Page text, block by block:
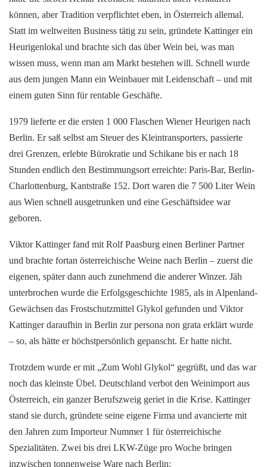
können, aber Tradition verpflichtet eben, in Österreich allemal.
Statt im weltweiten Business tätig zu sein, gründete Kattinger ein
Heurigenlokal und brachte sich das über Wein bei, was man
wissen muss, wenn man am Markt bestehen will. Schnell wurde
aus dem jungen Mann ein Weinbauer mit Leidenschaft – und mit
einem guten Sinn für rentable Geschäfte.
1979 lieferte er die ersten 1 000 Flaschen Wiener Heurigen nach
Berlin. Er saß selbst am Steuer des Kleintransporters, passierte
drei Grenzen, erlebte Bürokratie und Schikane bis er nach 18
Stunden endlich den Bestimmungsort erreichte: Paris-Bar, Berlin-
Charlottenburg, Kantstraße 152. Dort waren die 7 500 Liter Wein
aus Wien schnell ausgetrunken und eine Geschäftsidee war
geboren.
Viktor Kattinger fand mit Rolf Paasburg einen Berliner Partner
und brachte fortan österreichische Weine nach Berlin – zuerst die
eigenen, später dann auch zunehmend die anderer Winzer. Jäh
unterbrochen wurde die Erfolgsgeschichte 1985, als in Alpenland-
Gewächsen das Frostschutzmittel Glykol gefunden und Viktor
Kattinger daraufhin in Berlin zur persona non grata erklärt wurde
– so, als hätte er höchstpersönlich gepanscht. Er hatte nicht.
Trotzdem wurde er mit „Zum Wohl Glykol“ gegrüßt, und das war
noch das kleinste Übel. Deutschland verbot den Weinimport aus
Österreich, ein ganzer Berufszweig geriet in die Krise. Kattinger
stand sie durch, gründete seine eigene Firma und avancierte mit
den Jahren zum Importeur Nummer 1 für österreichische
Spezialitäten. Zwei bis drei LKW-Züge pro Woche bringen
inzwischen tonnenweise Ware nach Berlin: